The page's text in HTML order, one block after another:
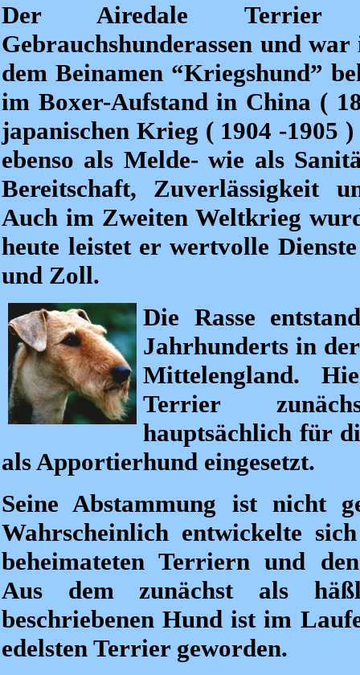
Der Airedale
Gebrauchshunderassen und
dem Beinamen “Kriegshund”
im Boxer-Aufstand in China (
japanischen Krieg ( 1904 -1905
ebenso als Melde- wie als
Bereitschaft, Zuverlässigkeit
Auch im Zweiten Weltkrieg
heute leistet er wertvolle
und Zoll.
Die Rasse
Jahrhunderts in
Mittelengland.
Terrier
hauptsächlich für
als Apportierhund eingesetzt.
Seine Abstammung ist nicht
Wahrscheinlich entwickelte
beheimateten Terriern und
Aus dem zunächst als
beschriebenen Hund ist im
edelsten Terrier geworden.